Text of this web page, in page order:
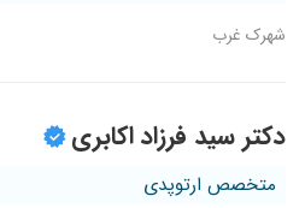
شهرک غرب
دکتر سید فرزاد اکابری
متخصص ارتوپدی